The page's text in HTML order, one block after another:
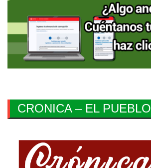
CRONICA – EL PUEBLO